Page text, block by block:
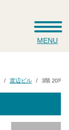
MENU
渡辺ビル 3階 20坪